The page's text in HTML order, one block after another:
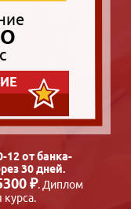
12 от банка-
30 дней.
₽. Диплом
курса.